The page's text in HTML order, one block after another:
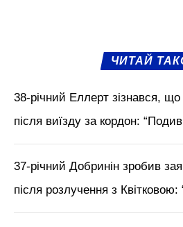
ЧИТАЙ
38-річний Еллерт зізнався, що
після виїзду за кордон:
37-річний Добринін зробив
після розлучення з